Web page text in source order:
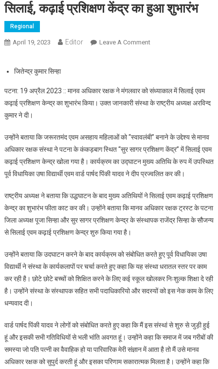
सिलाई, कढ़ाई प्रशिक्षण केंद्र का हुआ शुभारंभ
Regional
April 19, 2023 Editor Leave A CommentOn सिलाई, कढ़ाई प्रशिक्षण
जितेन्द्र कुमार सिन्हा
पटना: 19 अप्रैल 2023 :: मानव अधिकार रक्षक ने मंगलवार को संध्याकाल में सिलाई एवम
कढ़ाई प्रशिक्षण केन्द्र का शुभारंभ किया। उक्त जानकारी संस्था के राष्ट्रीय अध्यक्ष अरविन्द
कुमार ने दी।
उन्होंने बताया कि जरूरतमंद एवम असहाय महिलाओं को “स्वावलंबी” बनाने के उद्देश्य से मानव
अधिकार रक्षक संस्था ने पटना के कंकड़बाग स्थित “सुर सागर प्रशिक्षण केंद्र” में सिलाई एवम
कढ़ाई प्रशिक्षण केन्द्र खोला गया है। कार्यक्रम का उद्घाटन मुख्य अतिथि के रुप में उपस्थित
पूर्व विधायिका उषा विद्यार्थी एवम वार्ड पार्षद पिंकी यादव ने दीप प्रज्वलित कर की।
राष्ट्रीय अध्यक्ष ने बताया कि उद्धघाटन के बाद मुख्य अतिथियों ने सिलाई एवम कढ़ाई प्रशिक्षण
केन्द्र का शुभारंभ फीता काट कर की। उन्होंने बताया कि मानव अधिकार रक्षक ट्रस्ट के पटना
जिला अध्यक्ष पूजा सिन्हा और सुर सागर प्रशिक्षण केन्द्र के संस्थापक राजेंद्र सिन्हा के सौजन्य
से सिलाई एवम कढ़ाई प्रशिक्षण केन्द्र शुरु किया गया है।
उन्होंने बताया कि उदघाटन करने के बाद कार्यक्रम को संबोधित करते हुए पूर्व विधायिका उषा
विद्यार्थी ने संस्था के कार्यकलापों पर चर्चा करते हुए कहा कि यह संस्था धरातल स्तर पर काम
कर रही है। छोटे छोटे बच्चों को शिक्षित करने के लिए कई स्कूल खोलकर निःशुल्क शिक्षा दे रही
है। उन्होंने संस्था के संस्थापक सहित सभी पदाधिकारियो और सदस्यों को इस नेक काम के लिए
धन्यवाद दी।
वार्ड पार्षद पिंकी यादव ने लोगों को संबोधित करते हुए कहा कि मैं इस संस्थां से शुरु से जुड़ी हुई
हूं और इसकी सभी गतिविधियों से भली भांति अवगत हूं। उन्होंने कहा कि समाज में जब गरीबों की
समस्या जो पति पत्नी का वैवाहिक हो या पारिवारिक मेरी संज्ञान में आता है तो मैं उसे मानव
अधिकार रक्षक को सुपुर्द करती हूं और इसका परिणाम सकारात्मक मिलता है। उन्होंने कहा कि